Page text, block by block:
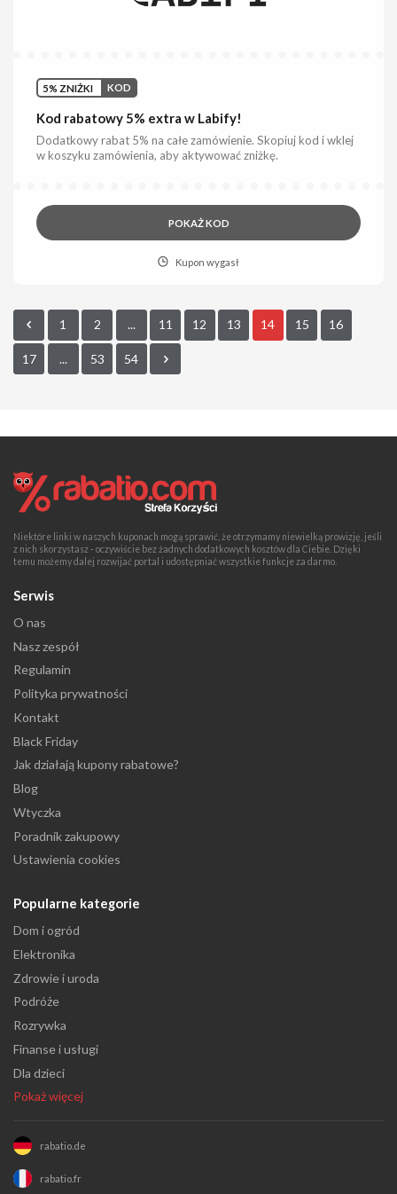
5% ZNIŻKI KOD
Kod rabatowy 5% extra w Labify!
Dodatkowy rabat 5% na całe zamówienie. Skopiuj kod i wklej
w koszyku zamówienia, aby aktywować zniżkę.
POKAŻ KOD
Kupon wygasł
1 2 ... 11 12 13 14 15 16
17 ... 53 54
Niektóre linki w naszych kuponach mogą sprawić, że otrzymamy niewielką prowizję, jeśli
z nich skorzystasz - oczywiście bez żadnych dodatkowych kosztów dla Ciebie. Dzięki
temu możemy dalej rozwijać portal i udostępniać wszystkie funkcje za darmo.
Serwis
O nas
Nasz zespół
Regulamin
Polityka prywatności
Kontakt
Black Friday
Jak działają kupony rabatowe?
Blog
Wtyczka
Poradnik zakupowy
Ustawienia cookies
Popularne kategorie
Dom i ogród
Elektronika
Zdrowie i uroda
Podróże
Rozrywka
Finanse i usługi
Dla dzieci
Pokaż więcej
rabatio.de
rabatio.fr